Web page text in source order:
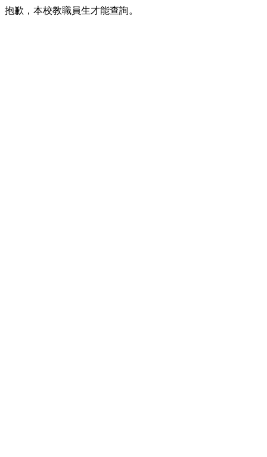
抱歉，本校教職員生才能查詢。